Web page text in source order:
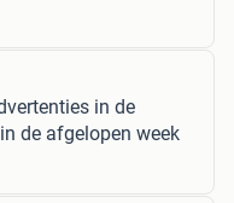
in de
de afgelopen week